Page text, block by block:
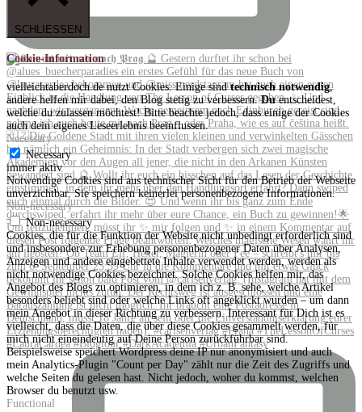
SCHLIESSEN
Cookie-Information
vielleichtaberdoch.de nutzt Cookies. Einige sindtechnisch notwendig,
andere helfen mir dabei, den Blog stetig zu verbessern.Duentscheidest,
welche du zulassen möchtest! Bitte beachte jedoch, dass einige der Cookies
auch dein eigenes Leseerlebnis beeinflussen.
Necessary
Necessary
immer aktiv
Notwendige Cookies sind aus technischer Sicht für den Betrieb der Webseite
unverzichtbar. Sie speichern keinerlei personenbezogene Informationen.
Non-necessary
Non-necessary
Cookies, die für die Funktion der Website nicht unbedingt erforderlich sind
und insbesondere zur Erhebung personenbezogener Daten über Analysen,
Anzeigen und andere eingebettete Inhalte verwendet werden, werden als
nicht notwendige Cookies bezeichnet. Solche Cookies helfen mir, das
Angebot des Blogs zu optimieren, in dem ich z. B. sehe, welche Artikel
besonders beliebt sind oder welche Links oft angeklickt wurden – um dann
mein Angebot in dieser Richtung zu verbessern. Interessant für Dich ist es
vielleicht, dass die Daten, die über diese Cookies gesammelt werden, für
mich nicht eineindeutig auf Deine Person zurückführbar sind.
Beispielsweise speichert Wordpress deine IP nur anonymisiert und auch
mein Analytics-Plugin "Count per Day" zählt nur die Zeit des Zugriffs und
welche Seiten du gelesen hast. Nicht jedoch, woher du kommst, welchen
Browser du benutzt usw.
Functional